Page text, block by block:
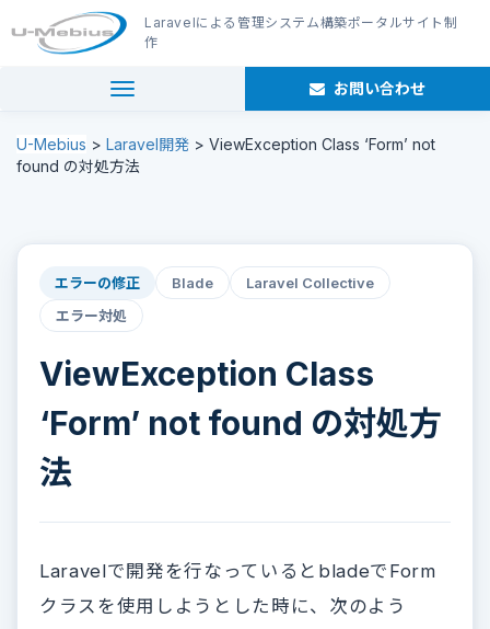
Laravelによる管理システム構築ポータルサイト制
作
navigation お問い合わせ
U-Mebius > Laravel開発 > ViewException Class ‘Form’ not
found の対処方法
エラーの修正 Blade
Laravel Collective
エラー対処
ViewException Class
‘Form’ not found の対処方
法
Laravelで開発を行なっているとbladeでForm
クラスを使用しようとした時に、次のよう